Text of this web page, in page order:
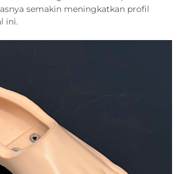
semakin meningkatkan profil
ini.